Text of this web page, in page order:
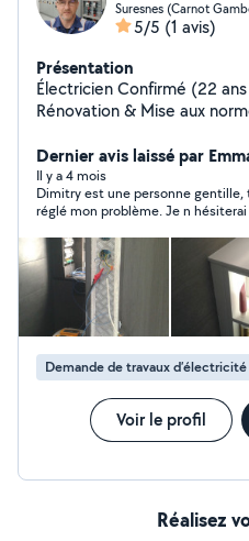
Suresnes (Carnot
5/5 (1 avis)
Présentation
Électricien Confirmé (22
Rénovation & Mise aux
Dernier avis laissé par
Il y a 4 mois
Dimitry est une personne gentille,
réglé mon problème. Je n
Demande de travaux d’électricité
Voir le profil
Réalisez